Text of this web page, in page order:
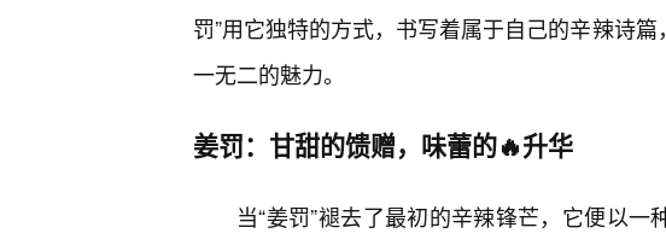
罚”用它独特的方式，书写着属于自己的辛辣诗
一无二的魅力。
姜罚：甘甜的馈赠，味蕾的🔥升华
当“姜罚”褪去了最初的辛辣锋芒，它便以